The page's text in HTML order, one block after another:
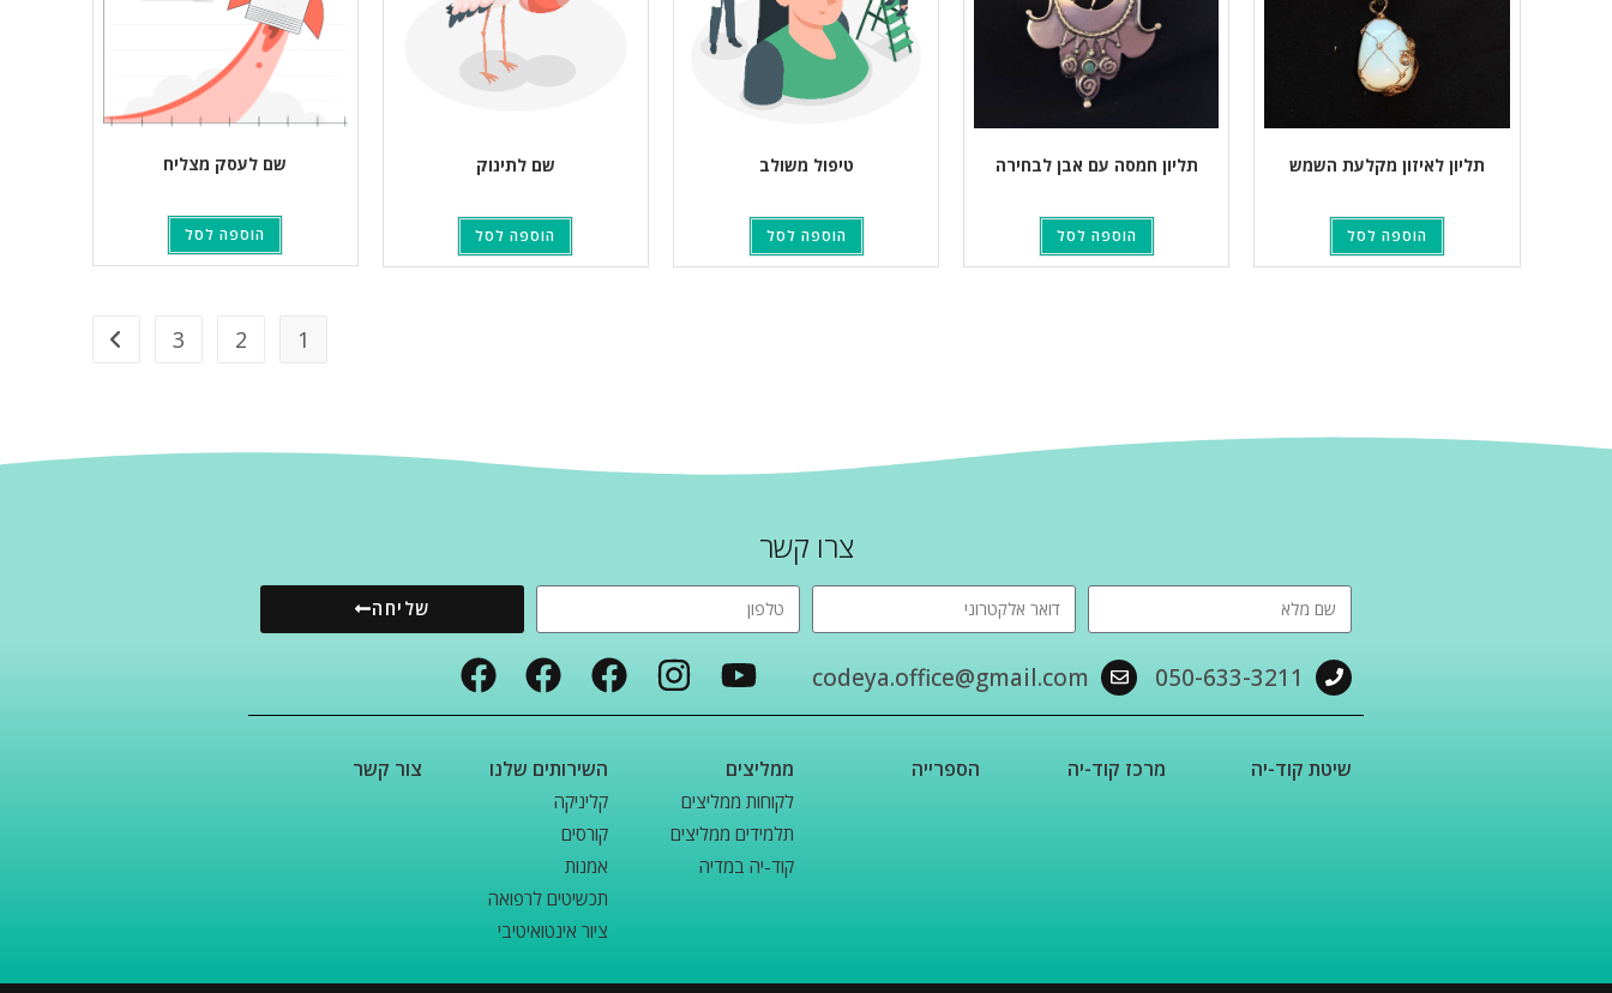
תליון לאיזון מקלעת השמש
הוספה לסל
תליון חמסה עם אבן לבחירה
הוספה לסל
טיפול משולב
הוספה לסל
שם לתינוק
הוספה לסל
שם לעסק מצליח
הוספה לסל
1
2
3
צרו קשר
שליחה
050-633-3211
codeya.office@gmail.com
שיטת קוד-יה מרכז קוד-יה הספרייה ממליצים
לקוחות ממליצים
תלמידים ממליצים
קוד-יה במדיה
השירותים שלנו
קליניקה
קורסים
אמנות
תכשיטים לרפואה
ציור אינטואיטיבי
צור קשר